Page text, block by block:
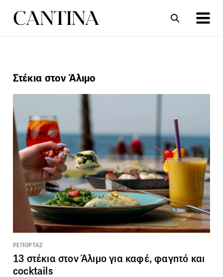
ΣΥΝΤΑΓΕΣ
Στέκια στον Άλιμο
ΡΕΠΟΡΤΑΖ
13 στέκια στον Άλιμο για καφέ, φαγητό και
cocktails